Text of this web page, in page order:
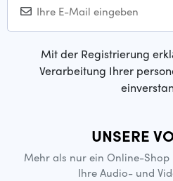
Mit der Registrierung
Verarbeitung Ihrer
UNSERE
Mehr als nur ein Online-
Ihre Audio- und